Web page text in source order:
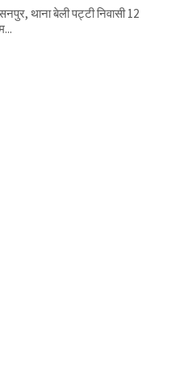
थाना बेली पट्टी निवासी 12